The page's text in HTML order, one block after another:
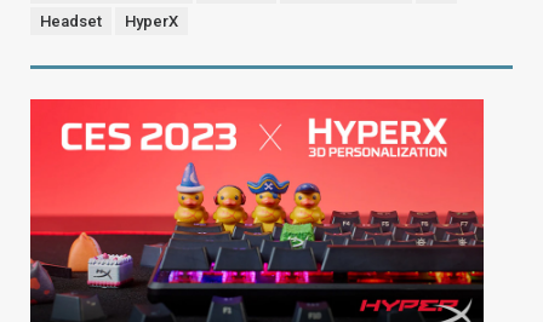
Headset
HyperX